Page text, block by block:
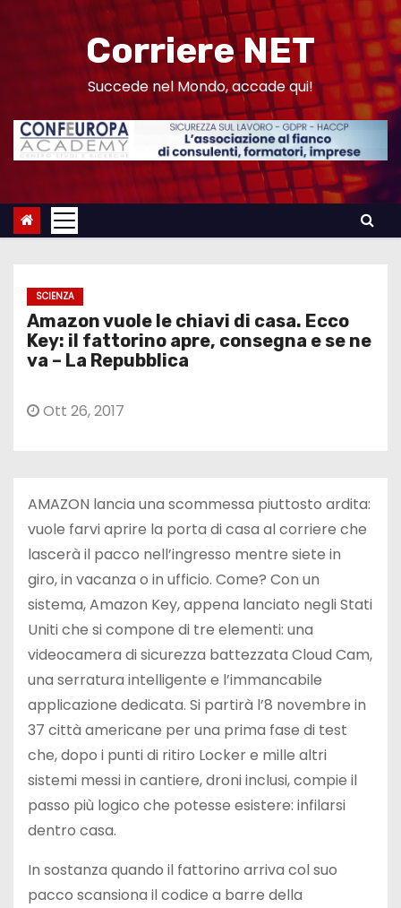
n
Corriere NET
Succede nel Mondo, accade qui!
SCIENZA
Amazon vuole le chiavi di casa. Ecco
Key: il fattorino apre, consegna e se ne
va – La Repubblica
Ott 26, 2017
AMAZON lancia una scommessa piuttosto ardita:
vuole farvi aprire la porta di casa al corriere che
lascerà il pacco nell’ingresso mentre siete in
giro, in vacanza o in ufficio. Come? Con un
sistema, Amazon Key, appena lanciato negli Stati
Uniti che si compone di tre elementi: una
videocamera di sicurezza battezzata Cloud Cam,
una serratura intelligente e l’immancabile
applicazione dedicata. Si partirà l’8 novembre in
37 città americane per una prima fase di test
che, dopo i punti di ritiro Locker e mille altri
sistemi messi in cantiere, droni inclusi, compie il
passo più logico che potesse esistere: infilarsi
dentro casa.
In sostanza quando il fattorino arriva col suo
pacco scansiona il codice a barre della